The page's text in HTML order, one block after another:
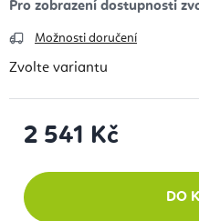
Možnosti doručení
Zvolte variantu
2 541 Kč
DO